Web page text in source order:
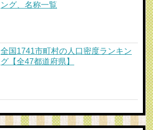
ング、名称一覧
全国1741市町村の人口密度ランキン
グ【全47都道府県】